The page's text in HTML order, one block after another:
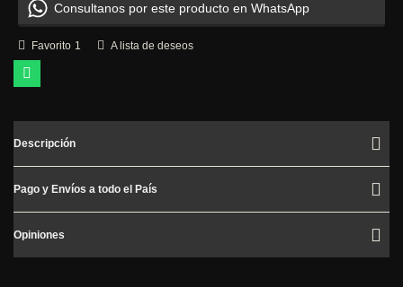
Consultanos por este producto en WhatsApp
Favorito 1 A lista de deseos
Descripción
Pago y Envíos a todo el País
Opiniones